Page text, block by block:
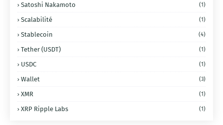
Satoshi Nakamoto (1)
Scalabilité (1)
Stablecoin (4)
Tether (USDT) (1)
USDC (1)
Wallet (3)
XMR (1)
XRP Ripple Labs (1)